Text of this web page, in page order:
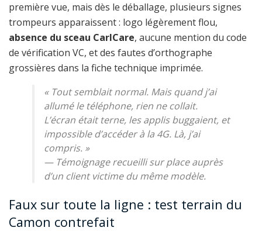
première vue, mais dès le déballage, plusieurs signes
trompeurs apparaissent : logo légèrement flou,
absence du sceau CarlCare, aucune mention du code
de vérification VC, et des fautes d’orthographe
grossières dans la fiche technique imprimée.
« Tout semblait normal. Mais quand j’ai
allumé le téléphone, rien ne collait.
L’écran était terne, les applis buggaient, et
impossible d’accéder à la 4G. Là, j’ai
compris. »
— Témoignage recueilli sur place auprès
d’un client victime du même modèle.
Faux sur toute la ligne : test terrain du
Camon contrefait